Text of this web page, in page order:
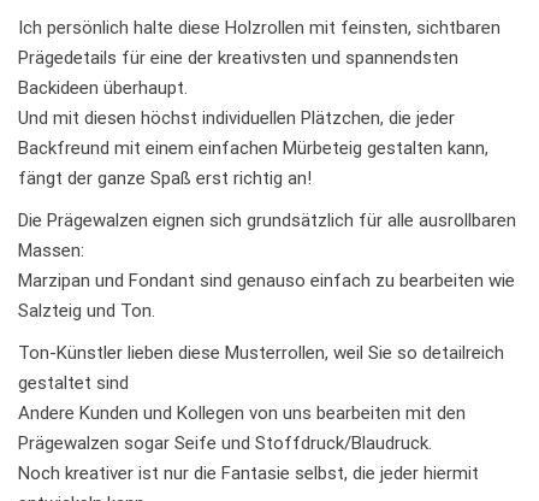
Ich persönlich halte diese Holzrollen mit feinsten, sichtbaren
Prägedetails für eine der kreativsten und spannendsten
Backideen überhaupt.
Und mit diesen höchst individuellen Plätzchen, die jeder
Backfreund mit einem einfachen Mürbeteig gestalten kann,
fängt der ganze Spaß erst richtig an!
Die Prägewalzen eignen sich grundsätzlich für alle ausrollbaren
Massen:
Marzipan und Fondant sind genauso einfach zu bearbeiten wie
Salzteig und Ton.
Ton-Künstler lieben diese Musterrollen, weil Sie so detailreich
gestaltet sind
Andere Kunden und Kollegen von uns bearbeiten mit den
Prägewalzen sogar Seife und Stoffdruck/Blaudruck.
Noch kreativer ist nur die Fantasie selbst, die jeder hiermit